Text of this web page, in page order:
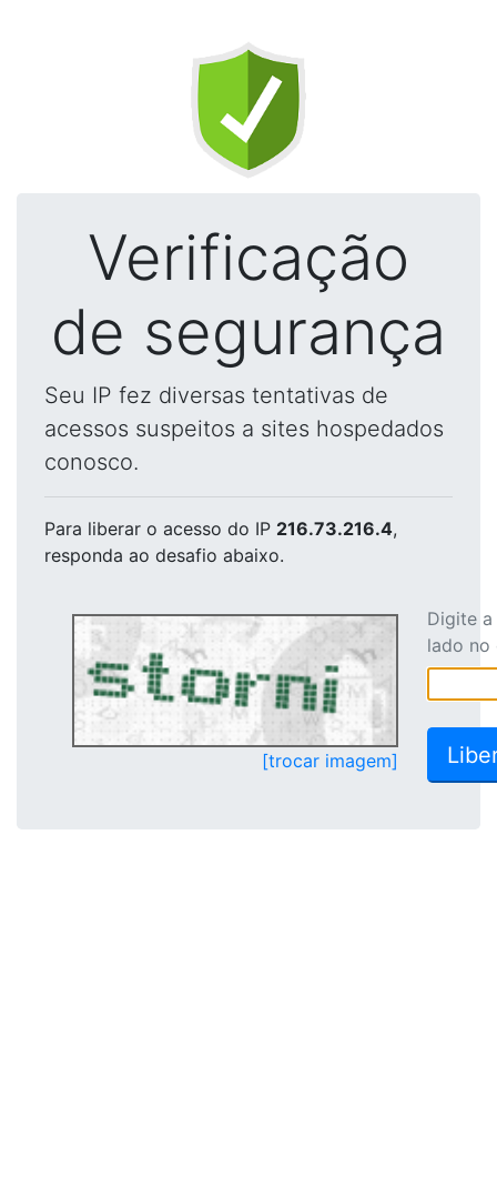
Verificação
de segurança
Seu IP fez diversas tentativas de
acessos suspeitos a sites hospedados
conosco.
Para liberar o acesso do IP 216.73.216.4,
responda ao desafio abaixo.
[trocar imagem]
Digite
lado no